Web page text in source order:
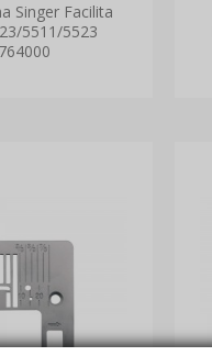
Singer Facilita
5511/5523